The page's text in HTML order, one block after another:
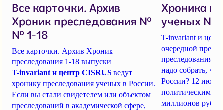
Все карточки. Архив
Хроник преследования №
№ 1-18
Все карточки. Архив Хроник
преследования 1-18 выпуски
T-invariant и центр CISRUS ведут
хронику преследования ученых в России.
Если вы стали свидетелем или объектом
преследований в академической сфере,
Хроника
ученых №
T-invariant и
очередной
преследования
надо собрать,
России? 12
политическим
миллионов